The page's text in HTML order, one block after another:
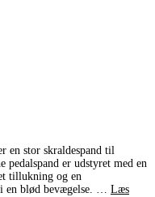
en stor skraldespand til
pedalspand er udstyret med en
tillukning og en
i en blød bevægelse. … Læs